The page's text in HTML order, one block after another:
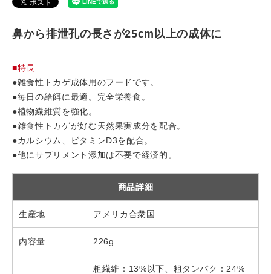
鼻から排泄孔の長さが25cm以上の成体に
■特長
●雑食性トカゲ成体用のフードです。
●毎日の給餌に最適。完全栄養食。
●植物繊維質を強化。
●雑食性トカゲが好む天然果実成分を配合。
●カルシウム、ビタミンD3を配合。
●他にサプリメント添加は不要で経済的。
商品詳細
生産地 アメリカ合衆国
内容量 226g
粗繊維：13%以下、粗タンパク：24%